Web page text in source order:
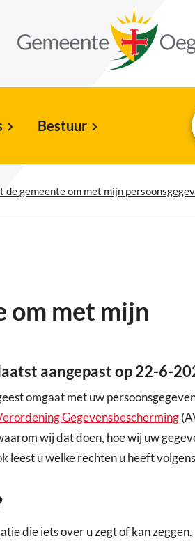
Bestuur
de gemeente om met mijn
om met mijn
aangepast op 22-6-
omgaat met uw
Gegevensbescherming
wij dat doen, hoe wij uw
leest u welke rechten u heeft
die iets over u zegt of kan zeggen.